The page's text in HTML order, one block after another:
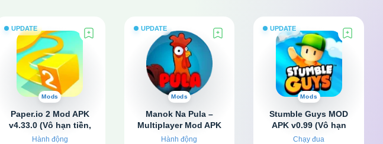
UPDATE
Mods
Paper.io 2 Mod APK
v4.33.0 (Vô hạn tiền,
Không quảng cáo)
Hành động
UPDATE
Mods
Manok Na Pula –
Multiplayer Mod APK
v8.3 (Vô hạn tiền, mắt)
Hành động
UPDATE
Mods
Stumble Guys MOD
APK v0.99 (Vô hạn
tiền, Max Level)
Chạy đua